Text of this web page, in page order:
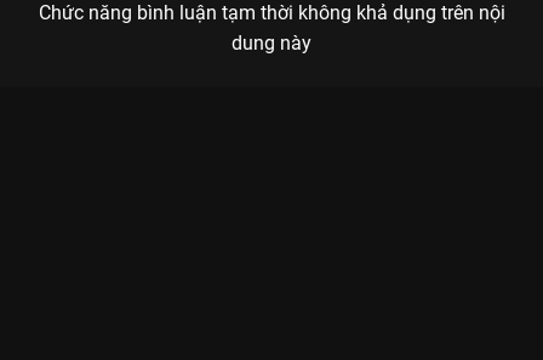
Chức năng bình luận tạm thời không khả dụng trên nội
dung này